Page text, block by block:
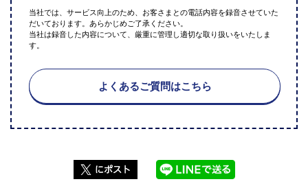
当社では、サービス向上のため、お客さまとの電話内容を録音させていた
だいております。あらかじめご了承ください。
当社は録音した内容について、厳重に管理し適切な取り扱いをいたしま
す。
よくあるご質問はこちら